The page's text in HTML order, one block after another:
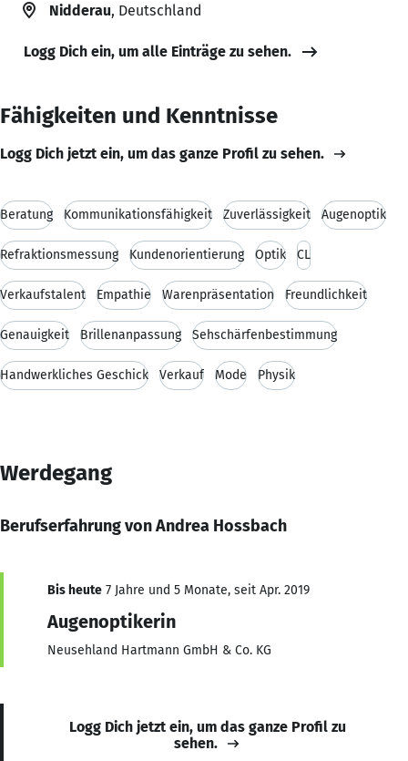
Nidderau, Deutschland
Logg Dich ein, um alle Einträge zu sehen.
Fähigkeiten und Kenntnisse
Logg Dich jetzt ein, um das ganze Profil zu sehen.
Beratung Kommunikationsfähigkeit Zuverlässigkeit Augenoptik
Refraktionsmessung Kundenorientierung Optik CL
Verkaufstalent Empathie Warenpräsentation Freundlichkeit
Genauigkeit Brillenanpassung Sehschärfenbestimmung
Handwerkliches Geschick Verkauf Mode Physik
Werdegang
Berufserfahrung von Andrea Hossbach
Bis heute 7 Jahre und 5 Monate, seit Apr. 2019
Augenoptikerin
Neusehland Hartmann GmbH & Co. KG
Logg Dich jetzt ein, um das ganze Profil zu
sehen.